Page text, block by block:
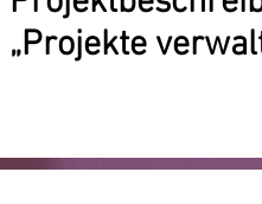
„Projekte